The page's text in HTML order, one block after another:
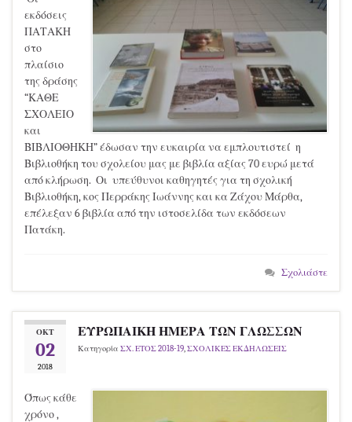
εκδόσεις
ΠΑΤΑΚΗ
στο
πλαίσιο
της δράσης
“ΚΑΘΕ
ΣΧΟΛΕΙΟ
και
ΒΙΒΛΙΟΘΗΚΗ” έδωσαν την ευκαιρία να εμπλουτιστεί η
Βιβλιοθήκη του σχολείου μας με βιβλία αξίας 70 ευρώ μετά
από κλήρωση. Οι υπεύθυνοι καθηγητές για τη σχολική
Βιβλιοθήκη, κος Περράκης Ιωάννης και κα Ζάχου Μάρθα,
επέλεξαν 6 βιβλία από την ιστοσελίδα των εκδόσεων
Πατάκη.
Σχολιάστε
ΟΚΤ
02
2018
ΕΥΡΩΠΑΙΚΗ ΗΜΕΡΑ ΤΩΝ ΓΛΩΣΣΩΝ
Κατηγορία ΣΧ. ΕΤΟΣ 2018-19,ΣΧΟΛΙΚΕΣ ΕΚΔΗΛΩΣΕΙΣ
Όπως κάθε
χρόνο ,